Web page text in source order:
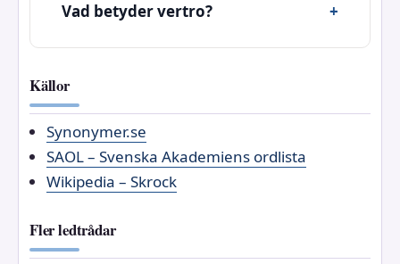
Vad betyder vertro?
Källor
Synonymer.se
SAOL – Svenska Akademiens ordlista
Wikipedia – Skrock
Fler ledtrådar